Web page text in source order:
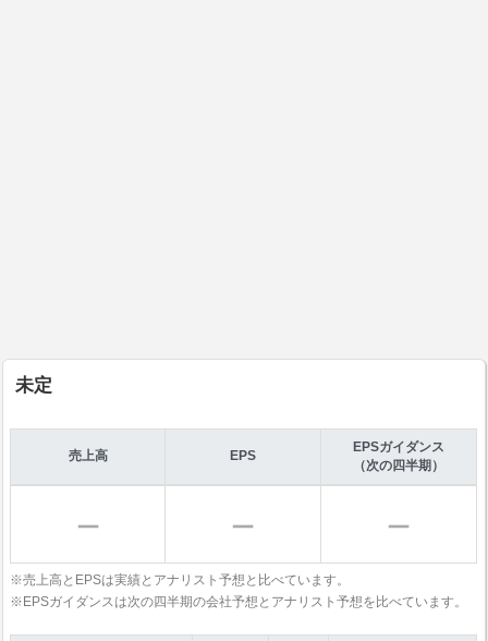
未定
売上高 EPS
EPSガイダンス
（次の四半期）
※売上高とEPSは実績とアナリスト予想と比べています。
※EPSガイダンスは次の四半期の会社予想とアナリスト予想を比べています。